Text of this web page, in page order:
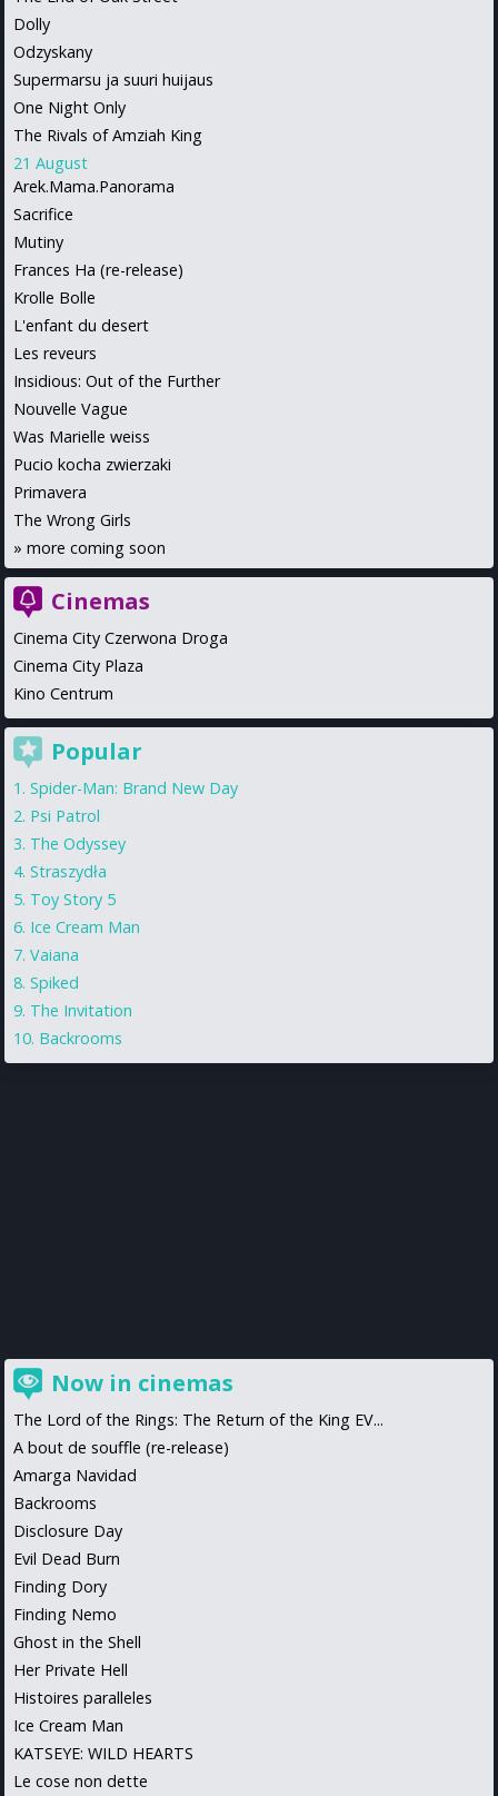
Dolly
Odzyskany
Supermarsu ja suuri huijaus
One Night Only
The Rivals of Amziah King
21 August
Arek.Mama.Panorama
Sacrifice
Mutiny
Frances Ha (re-release)
Krolle Bolle
L'enfant du desert
Les reveurs
Insidious: Out of the Further
Nouvelle Vague
Was Marielle weiss
Pucio kocha zwierzaki
Primavera
The Wrong Girls
» more coming soon
Cinemas
Cinema City Czerwona Droga
Cinema City Plaza
Kino Centrum
Popular
Spider-Man: Brand New Day
Psi Patrol
The Odyssey
Straszydła
Toy Story 5
Ice Cream Man
Vaiana
Spiked
The Invitation
Backrooms
Now in cinemas
The Lord of the Rings: The Return of the King EV...
A bout de souffle (re-release)
Amarga Navidad
Backrooms
Disclosure Day
Evil Dead Burn
Finding Dory
Finding Nemo
Ghost in the Shell
Her Private Hell
Histoires paralleles
Ice Cream Man
KATSEYE: WILD HEARTS
Le cose non dette